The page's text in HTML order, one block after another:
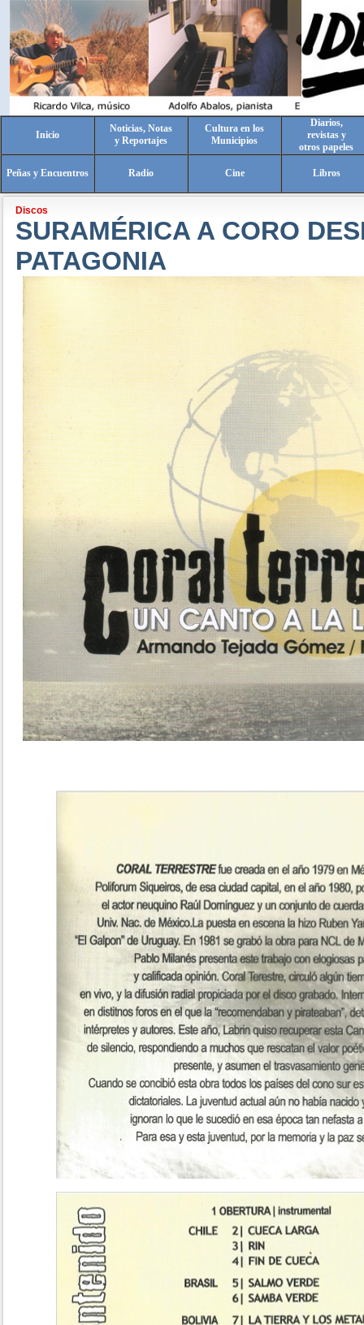
Inicio
Noticias, Notas
y Reportajes
Cultura en los
Municipios
Diarios,
revistas y
otros papeles
Peñas y Encuentros Radio Cine Libros
Discos
SURAMÉRICA A CORO
PATAGONIA